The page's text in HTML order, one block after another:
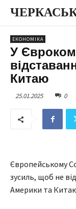
ЕКОНОМІКА
У
Китаю
25.01.2025 0
Європейському
зусиль, щоб не
Америки та